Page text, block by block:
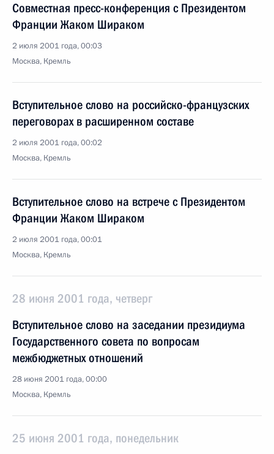
Совместная пресс-конференция с Президентом
Франции Жаком Шираком
2 июля 2001 года, 00:03
Москва, Кремль
Вступительное слово на российско-французских
переговорах в расширенном составе
2 июля 2001 года, 00:02
Москва, Кремль
Вступительное слово на встрече с Президентом
Франции Жаком Шираком
2 июля 2001 года, 00:01
Москва, Кремль
28 июня 2001 года, четверг
Вступительное слово на заседании президиума
Государственного совета по вопросам
межбюджетных отношений
28 июня 2001 года, 00:00
Москва, Кремль
25 июня 2001 года, понедельник